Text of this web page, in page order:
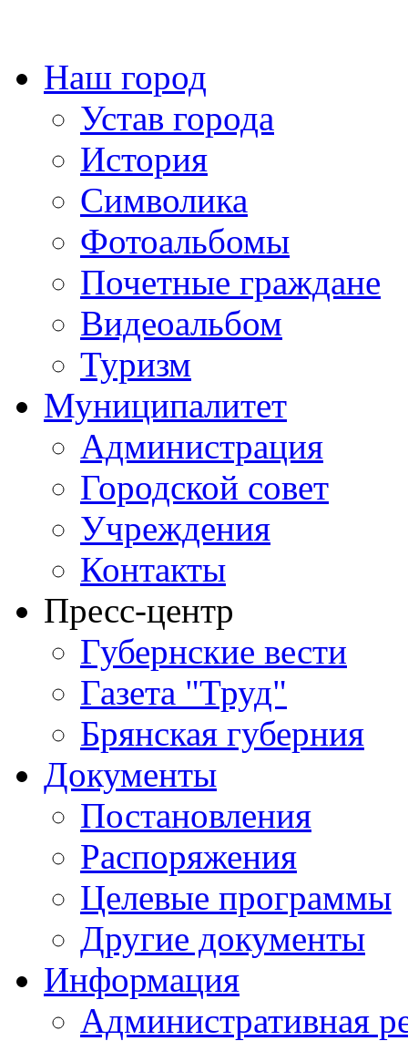
Наш город
Устав города
История
Символика
Фотоальбомы
Почетные граждане
Видеоальбом
Туризм
Муниципалитет
Администрация
Городской совет
Учреждения
Контакты
Пресс-центр
Губернские вести
Газета "Труд"
Брянская губерния
Документы
Постановления
Распоряжения
Целевые программы
Другие документы
Информация
Административная